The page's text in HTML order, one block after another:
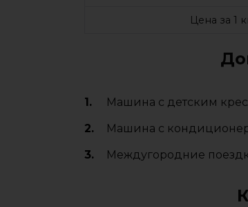
Цена за 1
Машина с детским
Машина с
Междугородние